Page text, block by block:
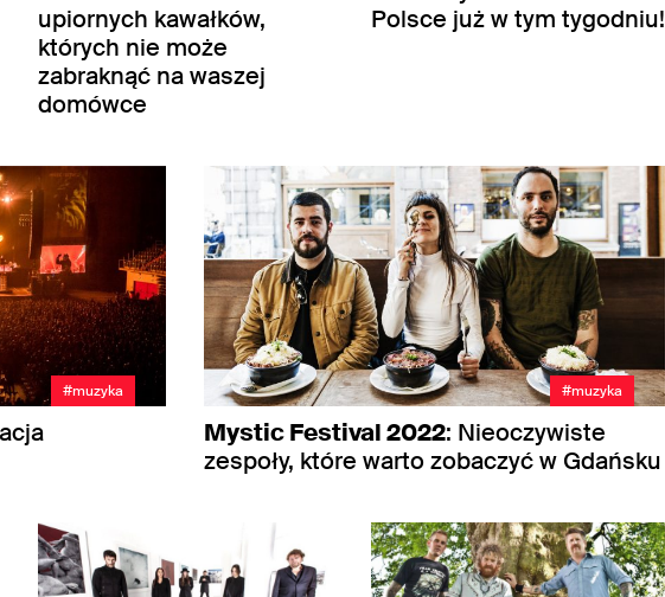
upiornych kawałków,
których nie może
zabraknąć na waszej
domówce
Polsce już w tym tygodniu!
#muzyka #muzyka
Mystic Festival 2022: Nieoczywiste
zespoły, które warto zobaczyć w Gdańsku